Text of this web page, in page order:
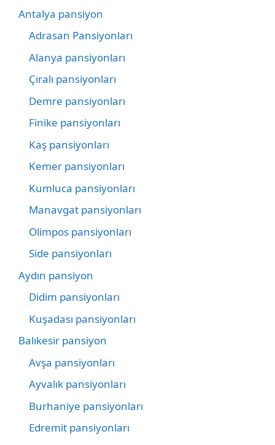
Antalya pansiyon
Adrasan Pansiyonları
Alanya pansiyonları
Çıralı pansiyonları
Demre pansiyonları
Finike pansiyonları
Kaş pansiyonları
Kemer pansiyonları
Kumluca pansiyonları
Manavgat pansiyonları
Olimpos pansiyonları
Side pansiyonları
Aydın pansiyon
Didim pansiyonları
Kuşadası pansiyonları
Balıkesir pansiyon
Avşa pansiyonları
Ayvalık pansiyonları
Burhaniye pansiyonları
Edremit pansiyonları